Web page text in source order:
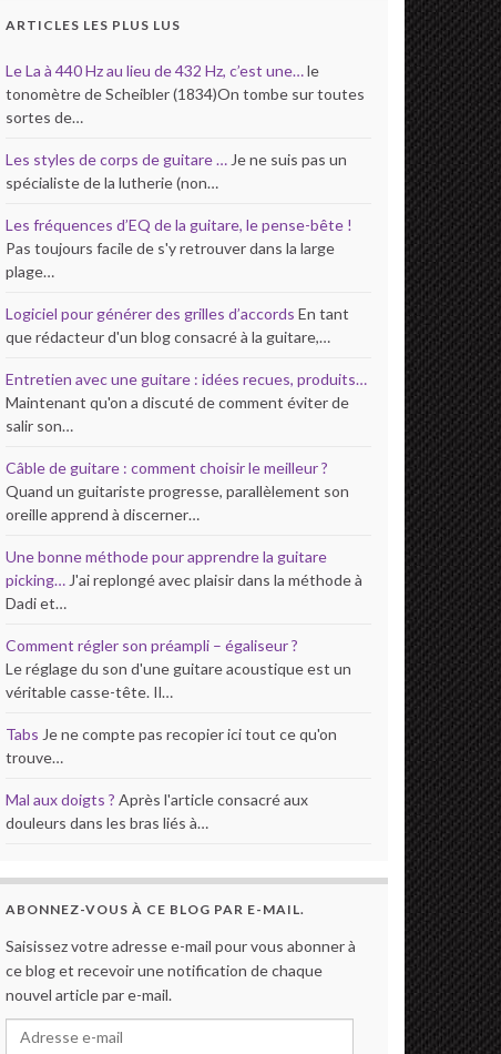
ARTICLES LES PLUS LUS
Le La à 440 Hz au lieu de 432 Hz, c’est une…le
tonomètre de Scheibler (1834)On tombe sur toutes
sortes de…
Les styles de corps de guitare … Je ne suis pas un
spécialiste de la lutherie (non…
Les fréquences d’EQ de la guitare, le pense-bête !
Pas toujours facile de s'y retrouver dans la large
plage…
Logiciel pour générer des grilles d’accords En tant
que rédacteur d'un blog consacré à la guitare,…
Entretien avec une guitare : idées recues, produits…
Maintenant qu'on a discuté de comment éviter de
salir son…
Câble de guitare : comment choisir le meilleur ?
Quand un guitariste progresse, parallèlement son
oreille apprend à discerner…
Une bonne méthode pour apprendre la guitare
picking… J'ai replongé avec plaisir dans la méthode à
Dadi et…
Comment régler son préampli – égaliseur ?
Le réglage du son d'une guitare acoustique est un
véritable casse-tête. Il…
Tabs Je ne compte pas recopier ici tout ce qu'on
trouve…
Mal aux doigts ? Après l'article consacré aux
douleurs dans les bras liés à…
ABONNEZ-VOUS À CE BLOG PAR E-MAIL.
Saisissez votre adresse e-mail pour vous abonner à
ce blog et recevoir une notification de chaque
nouvel article par e-mail.
Adresse e-mail